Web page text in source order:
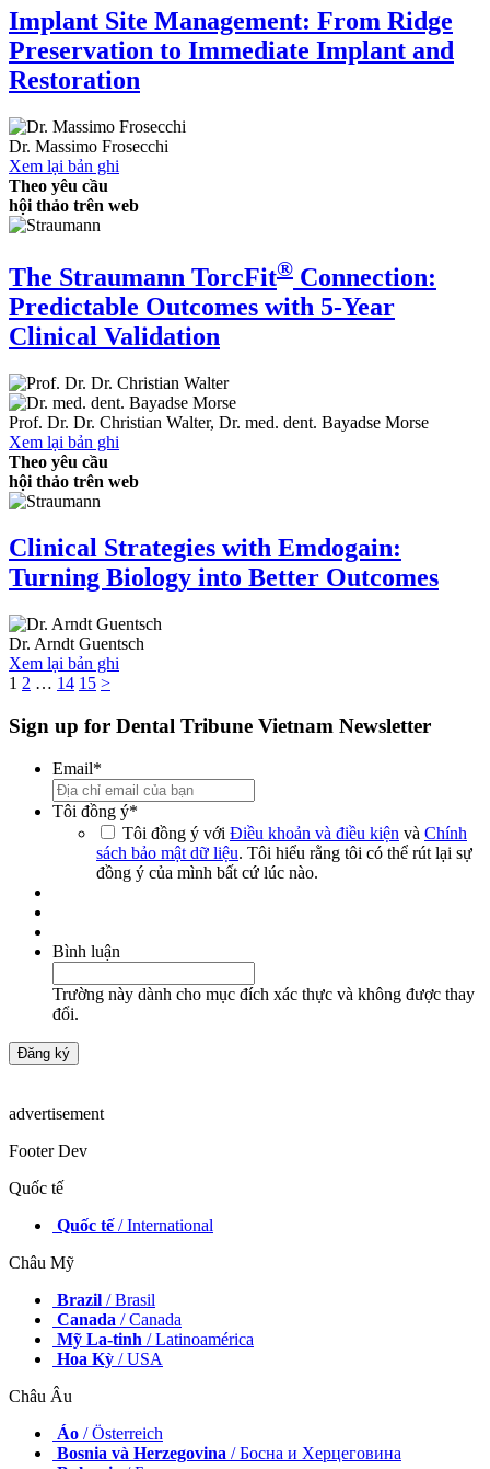
Implant Site Management: From Ridge
Preservation to Immediate Implant and
Restoration
Dr. Massimo Frosecchi
Xem lại bản ghi
Theo yêu cầu
hội thảo trên web
The Straumann TorcFit® Connection:
Predictable Outcomes with 5-Year
Clinical Validation
Prof. Dr. Dr. Christian Walter, Dr. med. dent. Bayadse Morse
Xem lại bản ghi
Theo yêu cầu
hội thảo trên web
Clinical Strategies with Emdogain:
Turning Biology into Better Outcomes
Dr. Arndt Guentsch
Xem lại bản ghi
1 2 … 14 15 >
Sign up for Dental Tribune Vietnam Newsletter
Email*
Tôi đồng ý*
Tôi đồng ý với Điều khoản và điều kiện và Chính
sách bảo mật dữ liệu. Tôi hiểu rằng tôi có thể rút lại sự
đồng ý của mình bất cứ lúc nào.
Bình luận
Trường này dành cho mục đích xác thực và không được thay
đổi.
advertisement
Footer Dev
Quốc tế
Quốc tế/ International
Châu Mỹ
Brazil / Brasil
Canada / Canada
Mỹ La-tinh / Latinoamérica
Hoa Kỳ / USA
Châu Âu
Áo / Österreich
Bosnia và Herzegovina / Босна и Херцеговина